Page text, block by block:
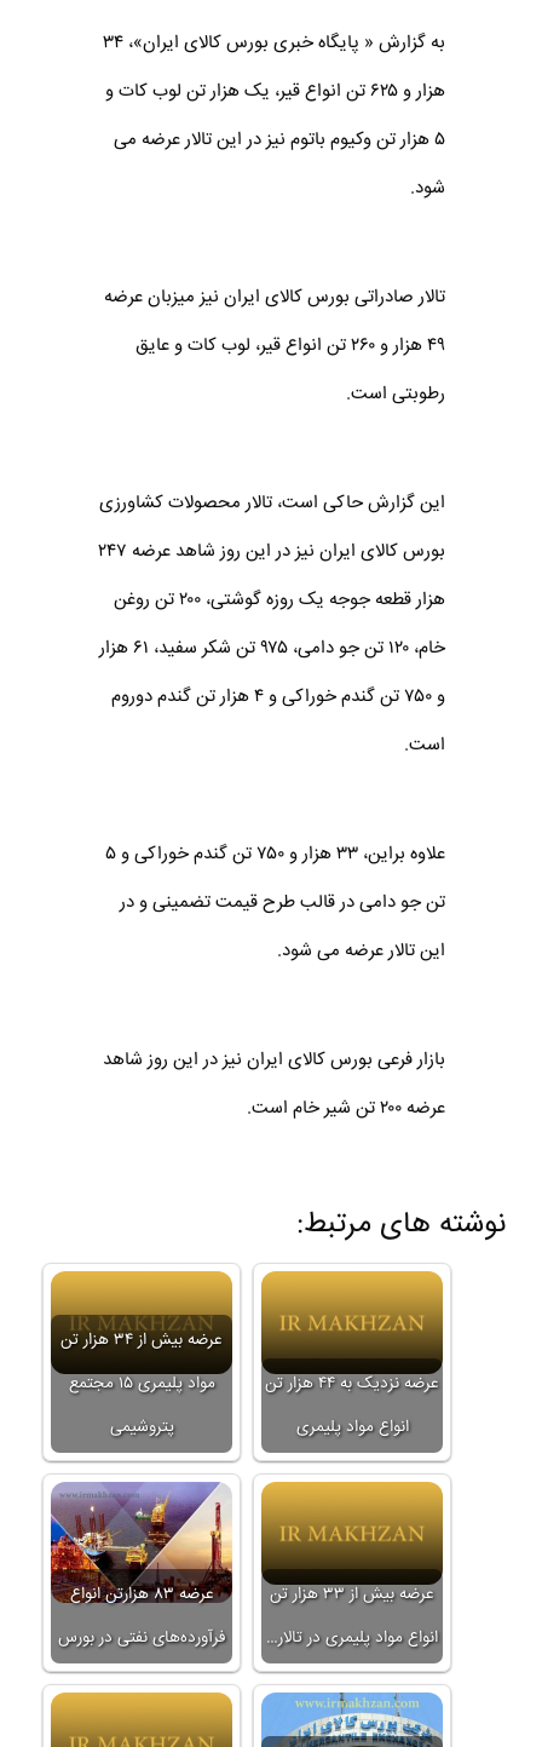
به گزارش « پایگاه خبری بورس کالای ایران»، ۳۴
هزار و ۶۲۵ تن انواع قیر، یک هزار تن لوب کات و
۵ هزار تن وکیوم باتوم نیز در این تالار عرضه می
شود.
تالار صادراتی بورس کالای ایران نیز میزبان عرضه
۴۹ هزار و ۲۶۰ تن انواع قیر، لوب کات و عایق
رطوبتی است.
این گزارش حاکی است، تالار محصولات کشاورزی
بورس کالای ایران نیز در این روز شاهد عرضه ۲۴۷
هزار قطعه جوجه یک روزه گوشتی، ۲۰۰ تن روغن
خام، ۱۲۰ تن جو دامی، ۹۷۵ تن شکر سفید، ۶۱ هزار
و ۷۵۰ تن گندم خوراکی و ۴ هزار تن گندم دوروم
است.
علاوه براین، ۳۳ هزار و ۷۵۰ تن گندم خوراکی و ۵
تن جو دامی در قالب طرح قیمت تضمینی و در
این تالار عرضه می شود.
بازار فرعی بورس کالای ایران نیز در این روز شاهد
عرضه ۲۰۰ تن شیر خام است.
نوشته های مرتبط:
عرضه بیش از ۳۴ هزار تن
مواد پلیمری ۱۵ مجتمع
پتروشیمی
عرضه نزدیک به ۴۴ هزار تن
انواع مواد پلیمری
عرضه ۸۳ هزارتن انواع
فرآورده‌های نفتی در بورس
عرضه بیش از ۳۳ هزار تن
انواع مواد پلیمری در تالار…